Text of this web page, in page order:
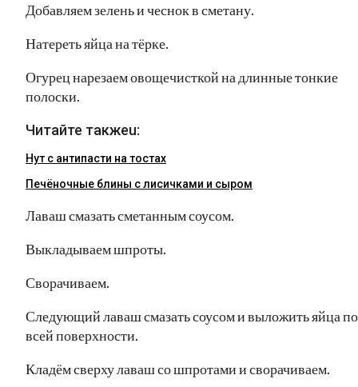
Добавляем зелень и чеснок в сметану.
Натереть яйца на тёрке.
Огурец нарезаем овощечисткой на длинные тонкие
полоски.
Читайте такжеu:
Нут с антипасти на тостах
Печёночные блины с лисичками и сыром
Лаваш смазать сметанным соусом.
Выкладываем шпроты.
Сворачиваем.
Следующий лаваш смазать соусом и выложить яйца по
всей поверхности.
Кладём сверху лаваш со шпротами и сворачиваем.